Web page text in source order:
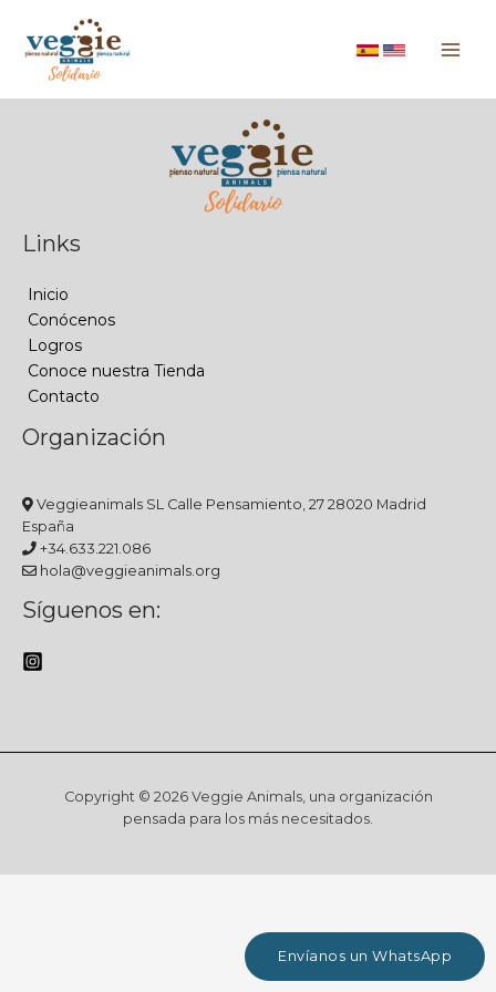
Links
Inicio
Conócenos
Logros
Conoce nuestra Tienda
Contacto
Organización
Veggieanimals SL Calle Pensamiento, 27 28020 Madrid
España
+34.633.221.086
hola@veggieanimals.org
Síguenos en:
Copyright © 2026 Veggie Animals, una organización
pensada para los más necesitados.
Envíanos un WhatsApp